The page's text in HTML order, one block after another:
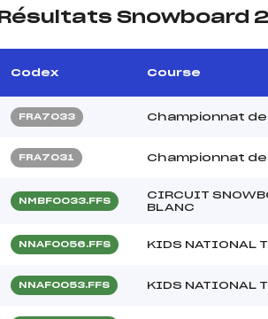
Résultats Snowboard
Codex Course
FRA7033 Championnat
FRA7031 Championnat
NMBF0033.FFS
CIRCUIT
BLANC
NNAF0056.FFS KIDS NATIONAL
NNAF0053.FFS KIDS NATIONAL